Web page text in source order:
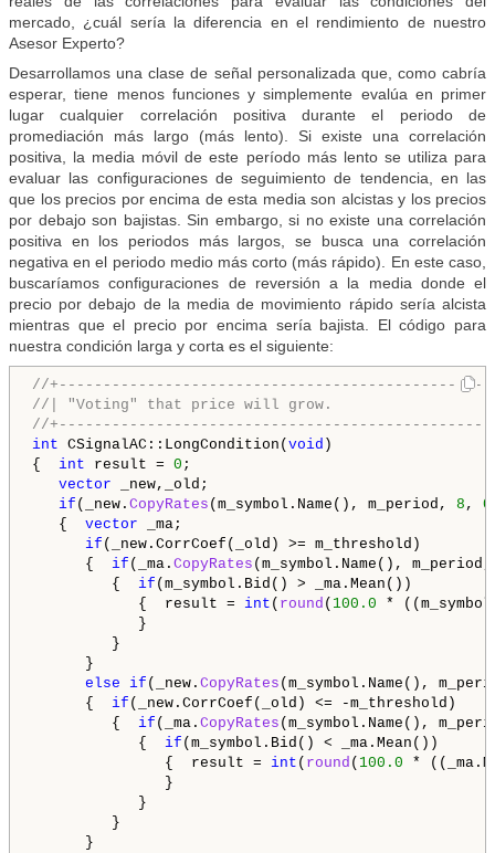
mercado, ¿cuál sería la diferencia en el rendimiento de nuestro
Asesor Experto?
Desarrollamos una clase de señal personalizada que, como cabría
esperar, tiene menos funciones y simplemente evalúa en primer
lugar cualquier correlación positiva durante el periodo de
promediación más largo (más lento). Si existe una correlación
positiva, la media móvil de este período más lento se utiliza para
evaluar las configuraciones de seguimiento de tendencia, en las
que los precios por encima de esta media son alcistas y los precios
por debajo son bajistas. Sin embargo, si no existe una correlación
positiva en los periodos más largos, se busca una correlación
negativa en el periodo medio más corto (más rápido). En este caso,
buscaríamos configuraciones de reversión a la media donde el
precio por debajo de la media de movimiento rápido sería alcista
mientras que el precio por encima sería bajista. El código para
nuestra condición larga y corta es el siguiente:
//
//| "Voting" that price will grow.
//
int CSignalAC::LongCondition( void )
{ int result = 0 ;
vector _new,_old;
if (_new. CopyRates (m_symbol.Name(), m_period, 8 , 0
{ vector _ma;
if (_new.CorrCoef(_old) >= m_threshold)
{ if (_ma. CopyRates (m_symbol.Name(),
{ if (m_symbol.Bid() > _ma.Mean())
{  result = int ( round ( 100.0 *
}
}
}
else
if (_new. CopyRates (m_symbol.Name(),
{ if (_new.CorrCoef(_old) <= -m_threshold)
{ if (_ma. CopyRates (m_symbol.Name(),
{ if (m_symbol.Bid() < _ma.Mean())
{  result = int ( round ( 100.0 *
}
}
}
}